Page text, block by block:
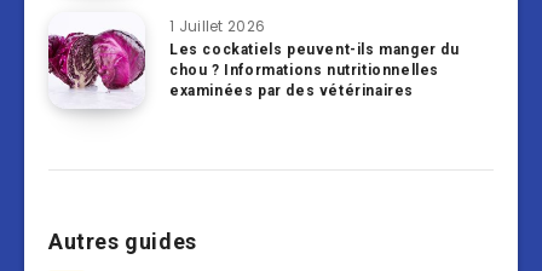
1 Juillet 2026
Les cockatiels peuvent-ils manger du
chou ? Informations nutritionnelles
examinées par des vétérinaires
Autres guides